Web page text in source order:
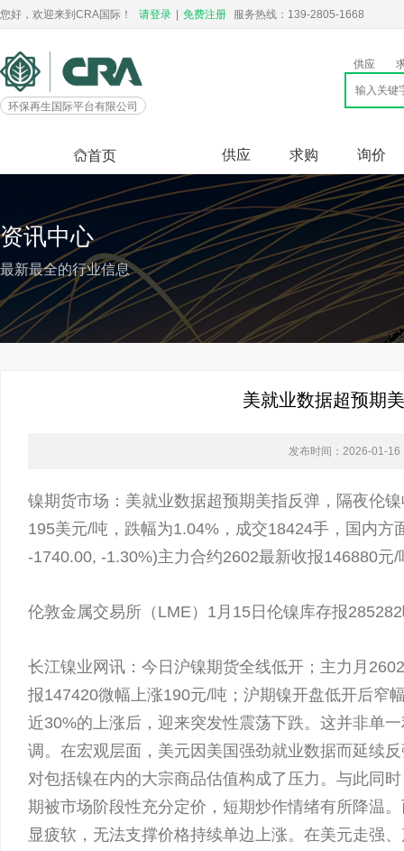
您好，欢迎来到CRA国际！ 请登录 免费注册 服务热线：139-2805-1668
环保再生国际平台有限公司
供应
首页 供应 求购 询价
资讯中心
最新最全的行业信息
美就业数据超预期
发布时间：2026-01-
镍期货市场：美就业数据超预期美指反弹，隔夜伦
195美元/吨，跌幅为1.04%，成交18424手，国内
-1740.00, -1.30%)主力合约2602最新收报146880元
伦敦金属交易所（LME）1月15日伦镍库存报
长江镍业网讯：今日沪镍期货全线低开；主力月
报147420微幅上涨190元/吨；沪期镍开盘低开后窄
近30%的上涨后，迎来突发性震荡下跌。这并非单
调。在宏观层面，美元因美国强劲就业数据而延续
对包括镍在内的大宗商品估值构成了压力。与此同
期被市场阶段性充分定价，短期炒作情绪有所降温
显疲软，无法支撑价格持续单边上涨。在美元走强